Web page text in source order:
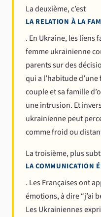
La deuxième, c’est
LA RELATION À LA
. En Ukraine, les liens
femme ukrainienne
parents sur des
qui a l’habitude
couple et sa famille
une intrusion. Et
ukrainienne peut
comme froid ou
La troisième, plus
LA COMMUNICATION
. Les Françaises ont
émotions, à dire “j’ai
Les Ukrainiennes